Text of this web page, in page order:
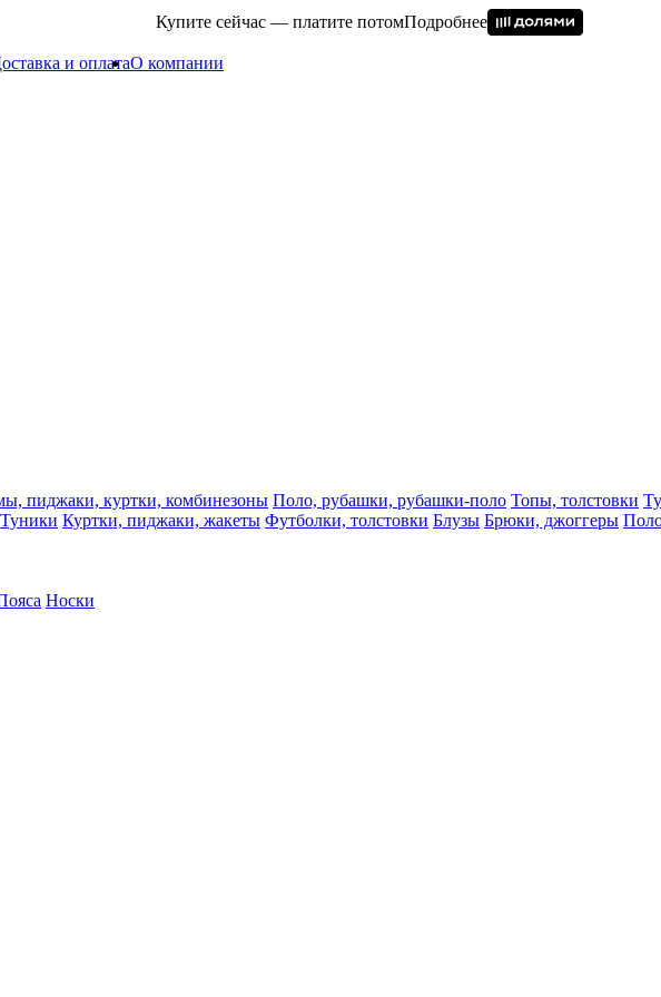
Купите сейчас — платите потомПодробнее
и оплатаО компании
пиджаки, куртки, комбинезоны Поло, рубашки, рубашки-поло Топы, толстовки
Туники Куртки, пиджаки, жакеты Футболки, толстовки Блузы Брюки, джоггеры
Носки